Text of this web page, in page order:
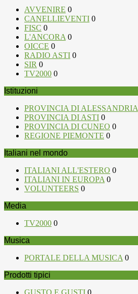
AVVENIRE 0
CANELLIEVENTI 0
FISC 0
L'ANCORA 0
OICCE 0
RADIO ASTI 0
SIR 0
TV2000 0
Istituzioni
PROVINCIA DI ALESSANDRIA
PROVINCIA DI ASTI 0
PROVINCIA DI CUNEO 0
REGIONE PIEMONTE 0
Italiani nel mondo
ITALIANI ALL'ESTERO 0
ITALIANI IN EUROPA 0
VOLUNTEERS 0
Media
TV2000 0
Musica
PORTALE DELLA MUSICA 0
Prodotti tipici